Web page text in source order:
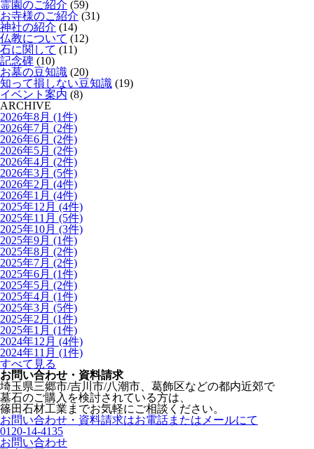
霊園のご紹介 (59)
お寺様のご紹介 (31)
神社の紹介 (14)
仏教について (12)
石に関して (11)
記念碑 (10)
お墓の豆知識 (20)
知って損しない豆知識 (19)
イベント案内 (8)
ARCHIVE
2026年8月 (1件)
2026年7月 (2件)
2026年6月 (2件)
2026年5月 (2件)
2026年4月 (2件)
2026年3月 (5件)
2026年2月 (4件)
2026年1月 (4件)
2025年12月 (4件)
2025年11月 (5件)
2025年10月 (3件)
2025年9月 (1件)
2025年8月 (2件)
2025年7月 (2件)
2025年6月 (1件)
2025年5月 (2件)
2025年4月 (1件)
2025年3月 (5件)
2025年2月 (1件)
2025年1月 (1件)
2024年12月 (4件)
2024年11月 (1件)
すべて見る
お問い合わせ・資料請求
埼玉県三郷市/吉川市/八潮市、葛飾区などの都内近郊で
墓石のご購入を検討されている方は、
篠田石材工業までお気軽にご相談ください。
お問い合わせ・資料請求はお電話またはメールにて
0120-14-4135
お問い合わせ